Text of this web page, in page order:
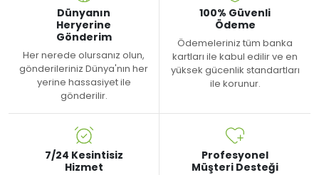
Dünyanın
Heryerine
Gönderim
Her nerede olursanız olun,
gönderileriniz Dünya'nın her
yerine hassasiyet ile
gönderilir.
100% Güvenli
Ödeme
Ödemeleriniz tüm banka
kartları ile kabul edilir ve en
yüksek gücenlik standartları
ile korunur.
7/24 Kesintisiz
Hizmet
Profesyonel
Müşteri Desteği